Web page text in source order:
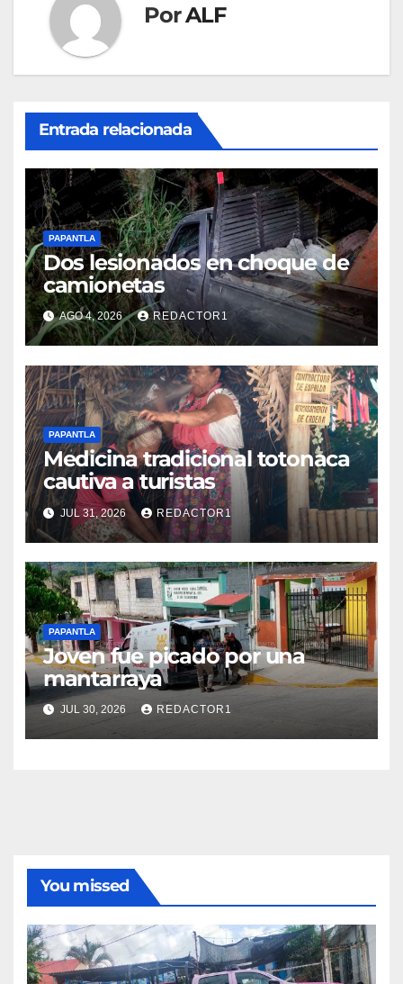
PorALF
Entrada relacionada
PAPANTLA
Dos lesionados en choque de
camionetas
AGO 4, 2026 REDACTOR1
PAPANTLA
Medicina tradicional totonaca
cautiva a turistas
JUL 31, 2026 REDACTOR1
PAPANTLA
Joven fue picado por una
mantarraya
JUL 30, 2026 REDACTOR1
You missed